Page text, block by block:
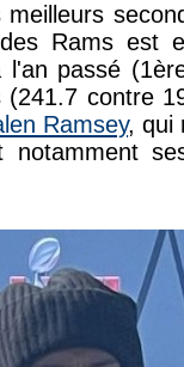
Rams est
passé
contre
Ramsey, qui